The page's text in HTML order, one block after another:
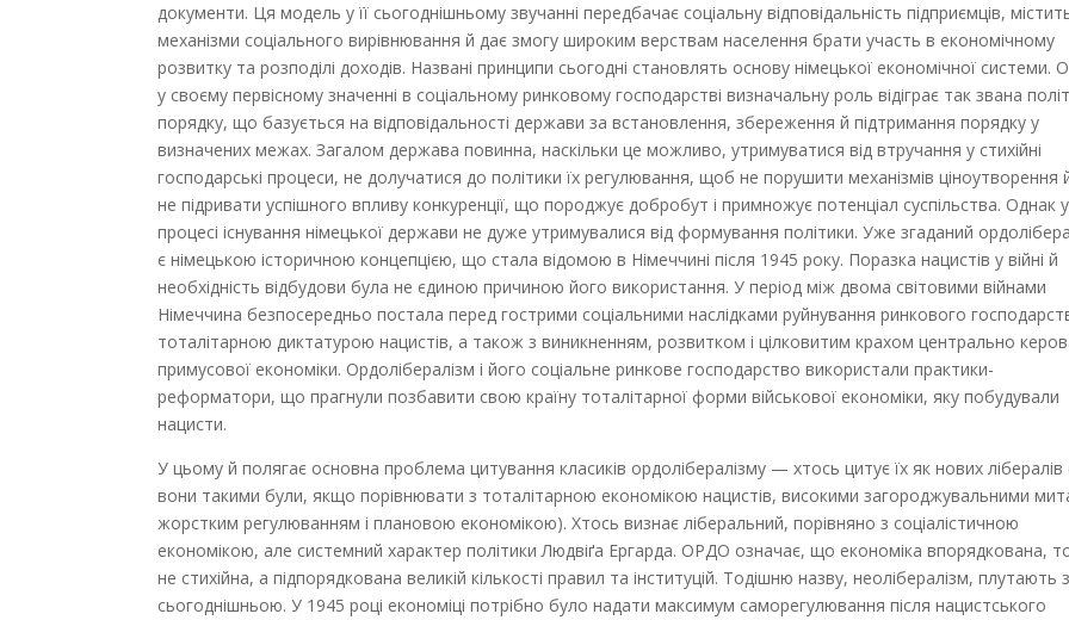
документи. Ця модель у її сьогоднішньому звучанні передбачає соціальну відповідальність підприємців,
механізми соціального вирівнювання й дає змогу широким верствам населення брати участь в економічному
розвитку та розподілі доходів. Названі принципи сьогодні становлять основу німецької економічної системи.
у своєму первісному значенні в соціальному ринковому господарстві визначальну роль відіграє так звана
порядку, що базується на відповідальності держави за встановлення, збереження й підтримання порядку у
визначених межах. Загалом держава повинна, наскільки це можливо, утримуватися від втручання у стихійні
господарські процеси, не долучатися до політики їх регулювання, щоб не порушити механізмів ціноутворення
не підривати успішного впливу конкуренції, що породжує добробут і примножує потенціал суспільства. Однак у
процесі існування німецької держави не дуже утримувалися від формування політики. Уже згаданий
є німецькою історичною концепцією, що стала відомою в Німеччині після 1945 року. Поразка нацистів у війні й
необхідність відбудови була не єдиною причиною його використання. У період між двома світовими війнами
Німеччина безпосередньо постала перед гострими соціальними наслідками руйнування ринкового
тоталітарною диктатурою нацистів, а також з виникненням, розвитком і цілковитим крахом центрально
примусової економіки. Ордолібералізм і його соціальне ринкове господарство використали практики-
реформатори, що прагнули позбавити свою країну тоталітарної форми військової економіки, яку побудували
нацисти.
У цьому й полягає основна проблема цитування класиків ордолібералізму — хтось цитує їх як нових лібералів
вони такими були, якщо порівнювати з тоталітарною економікою нацистів, високими загороджувальними
жорстким регулюванням і плановою економікою). Хтось визнає ліберальний, порівняно з соціалістичною
економікою, але системний характер політики Людвіґа Ергарда. ОРДО означає, що економіка впорядкована,
не стихійна, а підпорядкована великій кількості правил та інституцій. Тодішню назву, неолібералізм, плутають з
сьогоднішньою. У 1945 році економіці потрібно було надати максимум саморегулювання після нацистського